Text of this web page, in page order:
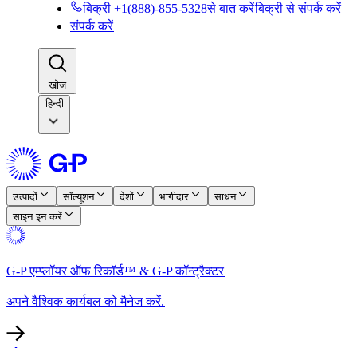
बिक्री +1(888)-855-5328से बात करें​​बिक्री से संपर्क करें​​
संपर्क करें​​
खोज​​
हिन्दी
उत्पादों​​ सॉल्यूशन​​ देशों​​ भागीदार​​
साधन​​
साइन इन करें​​
G-P एम्प्लॉयर ऑफ रिकॉर्ड™ & G-P कॉन्ट्रैक्टर​​
अपने वैश्विक कार्यबल को मैनेज करें.​​